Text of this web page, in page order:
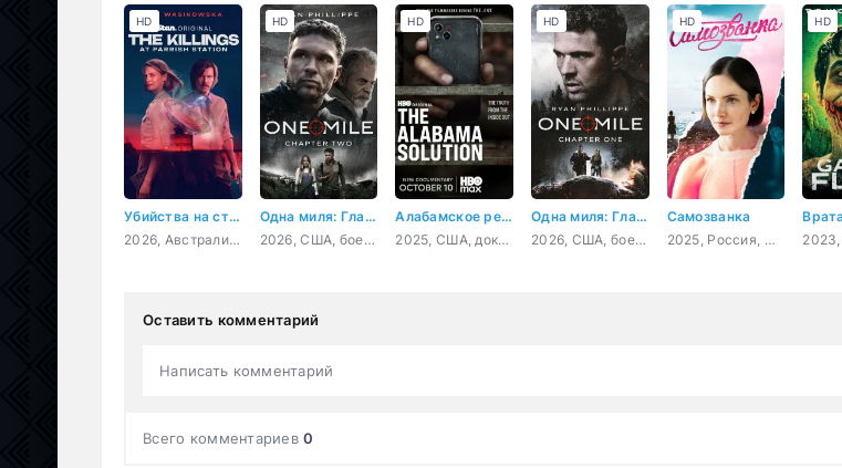
Убийства на станции Пэрриш
2026, Австралия, драма, детектив
HD
Одна миля: Глава вторая
2026, США, боевик, триллер, драма
HD
Алабамское решение
2025, США, документальный, криминал
HD
Одна миля: Глава первая
2026, США, боевик, триллер, драма, приключения
HD
Самозванка
2025, Россия, мелодрама
HD HD
Оставить комментарий
Написать комментарий
Всего комментариев0